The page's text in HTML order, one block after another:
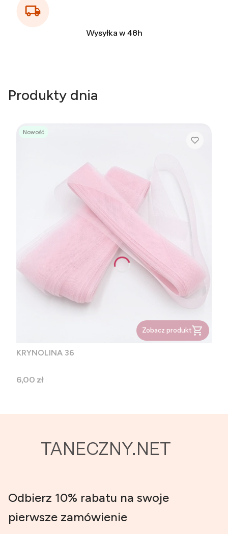
Wysyłka w 48h
Produkty dnia
Nowość
Zobacz produkt
KRYNOLINA 36
Cena
6,00 zł
TANECZNY.NET
Odbierz 10% rabatu na swoje
pierwsze zamówienie